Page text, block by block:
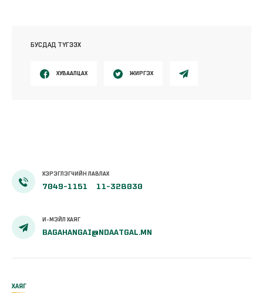
БУСДАД ТҮГЭЭХ
ХУВААЛЦАХ ЖИРГЭХ
ХЭРЭГЛЭГЧИЙН ЛАВЛАХ
7049-1151 11-328030
И-МЭЙЛ ХАЯГ
BAGAHANGAI@NDAATGAL.MN
ХАЯГ